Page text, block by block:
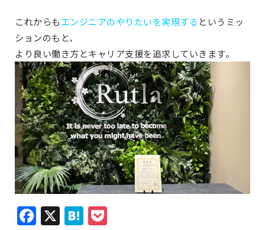
これからもエンジニアのやりたいを実現する というミッ
ションのもと、
より良い働き方とキャリア支援を追求していきます。
Facebook
X Hatena